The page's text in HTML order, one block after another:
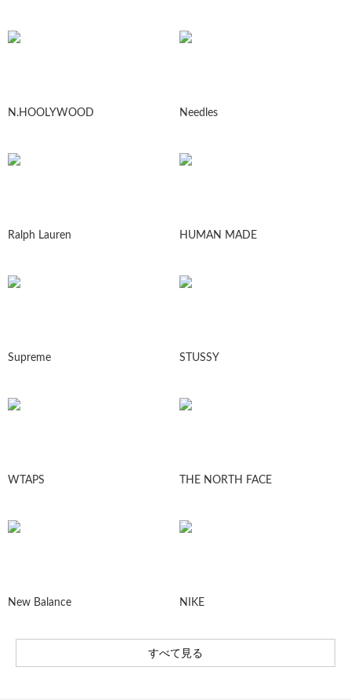
N.HOOLYWOOD Needles
Ralph Lauren HUMAN MADE
Supreme STUSSY
WTAPS THE NORTH FACE
New Balance NIKE
すべて見る